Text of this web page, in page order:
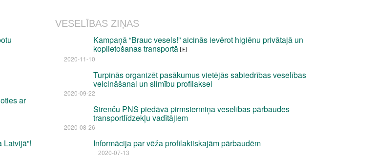
ar
VESELĪBAS ZIŅAS
Kampaņā “Brauc vesels!” aicinās ievērot higiēnu privātajā un
koplietošanas transportā
2020-11-10
Turpinās organizēt pasākumus vietējās sabiedrības veselības
veicināšanai un slimību profilaksei
2020-09-22
Strenču PNS piedāvā pirmstermiņa veselības pārbaudes
transportlīdzekļu vadītājiem
2020-08-26
Informācija par vēža profilaktiskajām pārbaudēm
2020-07-13